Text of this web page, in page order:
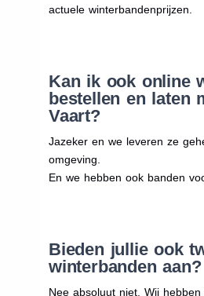
actuele winterbandenprijzen.
Kan ik ook online
bestellen en laten
Vaart?
Jazeker en we leveren ze
omgeving.
En we hebben ook banden
Bieden jullie ook
winterbanden aan?
Nee absoluut niet. Wij